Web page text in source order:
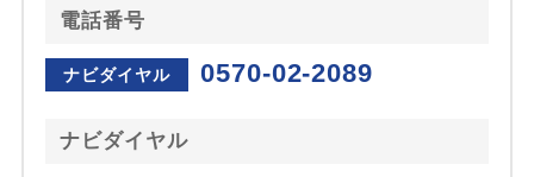
電話番号
ナビダイヤル 0570-02-2089
ナビダイヤル